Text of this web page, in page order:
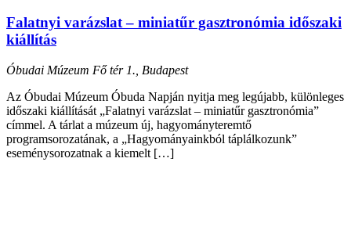
Falatnyi varázslat – miniatűr gasztronómia időszaki
kiállítás
Óbudai Múzeum Fő tér 1., Budapest
Az Óbudai Múzeum Óbuda Napján nyitja meg legújabb, különleges
időszaki kiállítását „Falatnyi varázslat – miniatűr gasztronómia”
címmel. A tárlat a múzeum új, hagyományteremtő
programsorozatának, a „Hagyományainkból táplálkozunk”
eseménysorozatnak a kiemelt […]